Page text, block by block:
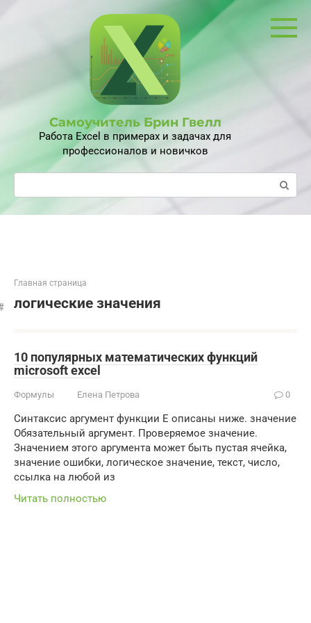
Самоучитель Брин Гвелл
Работа Excel в примерах и задачах для
профессионалов и новичков
Поиск:
Главная страница
логические значения
10 популярных математических функций
microsoft excel
Формулы Елена Петрова 0
Синтаксис аргумент функции Е описаны ниже. значение
Обязательный аргумент. Проверяемое значение.
Значением этого аргумента может быть пустая ячейка,
значение ошибки, логическое значение, текст, число,
ссылка на любой из
Читать полностью